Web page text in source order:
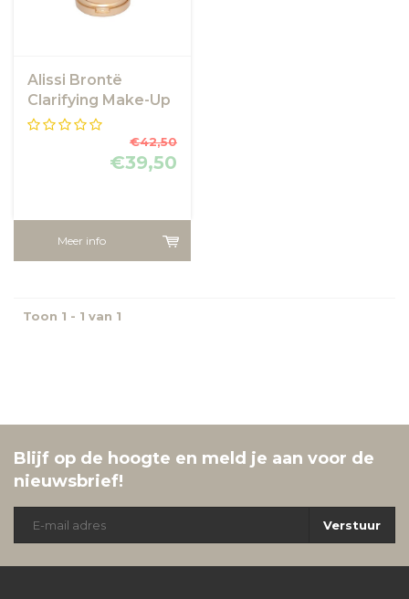
Alissi Brontë
Clarifying Make-Up
SPF 50
€42,50
€39,50
Meer info
Toon 1 - 1 van 1
Blijf op de hoogte en meld je aan voor de
nieuwsbrief!
Verstuur